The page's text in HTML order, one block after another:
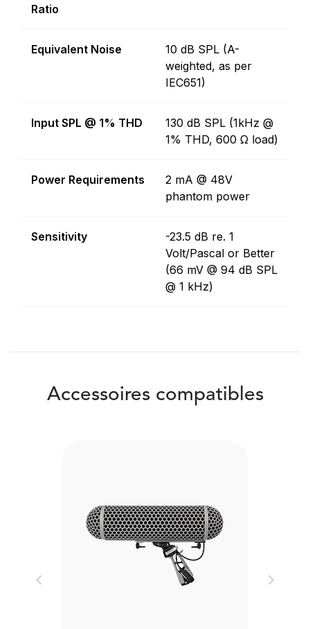
Ratio
Equivalent Noise
10 dB SPL (A-
weighted, as per
IEC651)
Input SPL @ 1% THD
130 dB SPL (1kHz @
1% THD, 600 Ω load)
Power Requirements
2 mA @ 48V
phantom power
Sensitivity
-23.5 dB re. 1
Volt/Pascal or Better
(66 mV @ 94 dB SPL
@ 1 kHz)
Accessoires compatibles
Previous Next